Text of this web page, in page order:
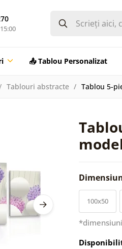
📤 Tablou Personalizat
Tablouri abstracte Tablou 5-
100x50